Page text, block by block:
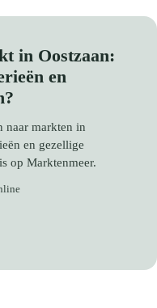
in Oostzaan:
en
naar markten in
en gezellige
op Marktenmeer.